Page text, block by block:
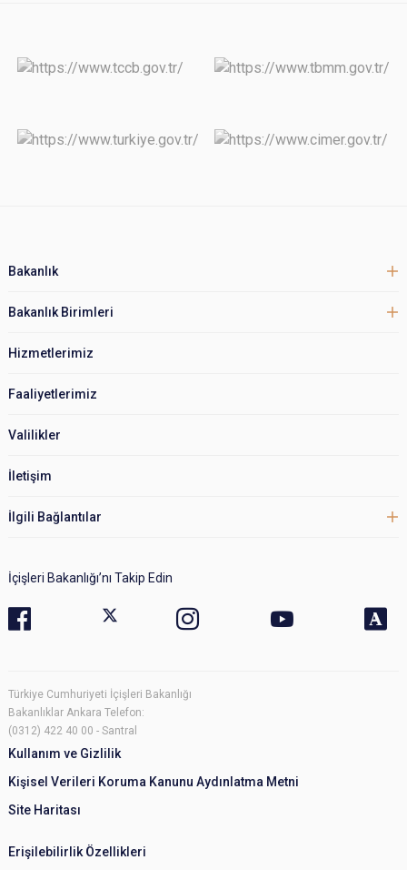
Bakanlık
Bakanlık Birimleri
Hizmetlerimiz
Faaliyetlerimiz
Valilikler
İletişim
İlgili Bağlantılar
İçişleri Bakanlığı’nı Takip Edin
Türkiye Cumhuriyeti İçişleri Bakanlığı
Bakanlıklar Ankara Telefon:
(0312) 422 40 00 - Santral
Kullanım ve Gizlilik
Kişisel Verileri Koruma Kanunu Aydınlatma Metni
Site Haritası
Erişilebilirlik Özellikleri